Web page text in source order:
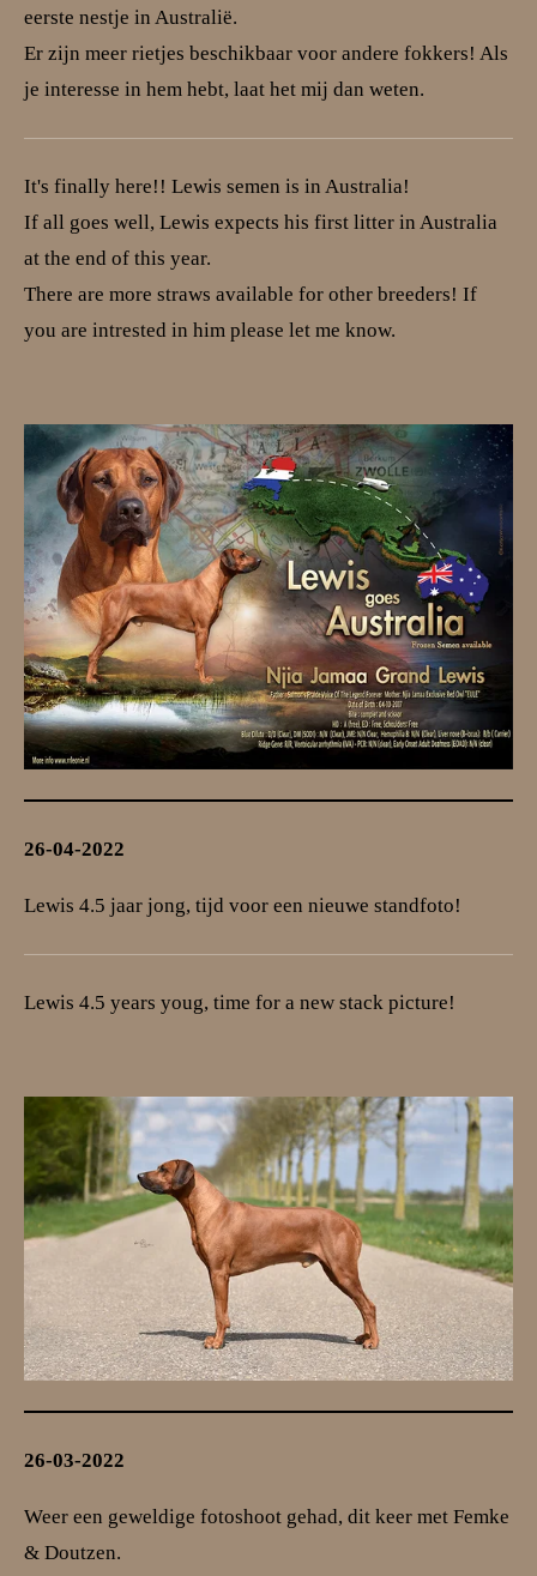
eerste nestje in Australië.
Er zijn meer rietjes beschikbaar voor andere fokkers! Als
je interesse in hem hebt, laat het mij dan weten.
It's finally here!! Lewis semen is in Australia!
If all goes well, Lewis expects his first litter in Australia
at the end of this year.
There are more straws available for other breeders! If
you are intrested in him please let me know.
26-04-2022
Lewis 4.5 jaar jong, tijd voor een nieuwe standfoto!
Lewis 4.5 years youg, time for a new stack picture!
26-03-2022
Weer een geweldige fotoshoot gehad, dit keer met Femke
& Doutzen.